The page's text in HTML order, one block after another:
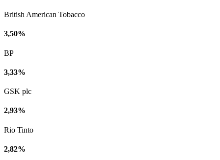
British American Tobacco
3,50%
BP
3,33%
GSK plc
2,93%
Rio Tinto
2,82%